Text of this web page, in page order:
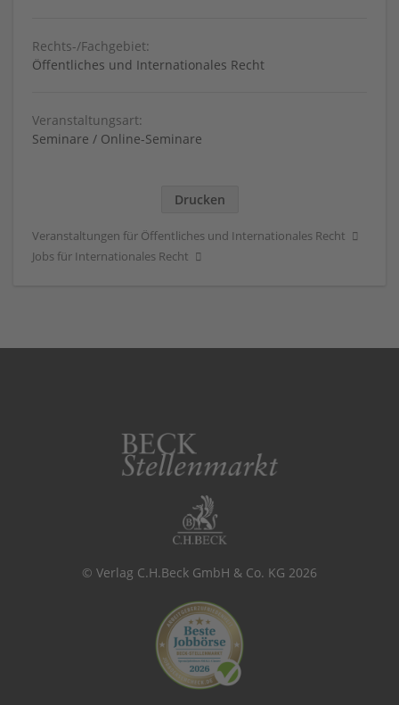
Rechts-/Fachgebiet:
Öffentliches und Internationales Recht
Veranstaltungsart:
Seminare / Online-Seminare
Drucken
Veranstaltungen für Öffentliches und Internationales Recht
Jobs für Internationales Recht
© Verlag C.H.Beck GmbH & Co. KG 2026